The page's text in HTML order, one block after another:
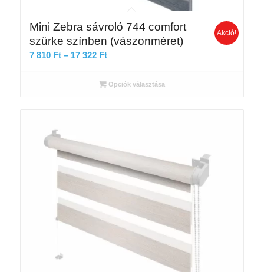
Mini Zebra sávroló 744 comfort
szürke színben (vászonméret)
7 810 Ft – 17 322 FtÁrtartomány:
810 Ft
Akció!
Opciók választása